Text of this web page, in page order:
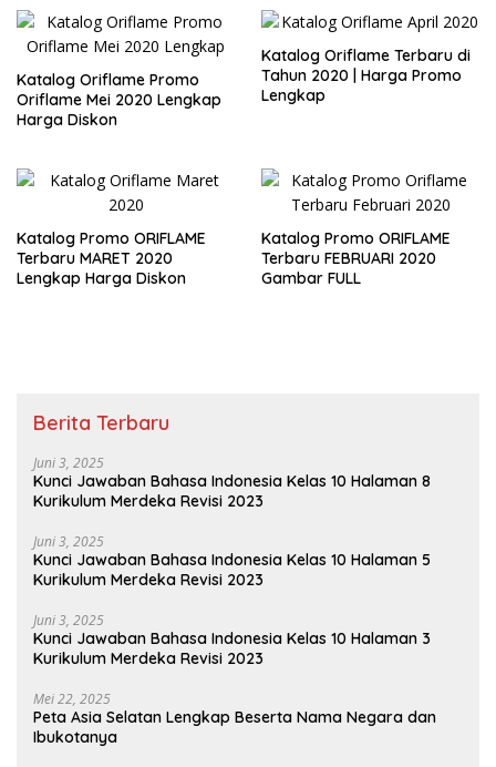
Katalog Oriflame Promo
Oriflame Mei 2020 Lengkap
Harga Diskon
Katalog Oriflame Terbaru di
Tahun 2020 | Harga Promo
Lengkap
Katalog Promo ORIFLAME
Terbaru MARET 2020
Lengkap Harga Diskon
Katalog Promo ORIFLAME
Terbaru FEBRUARI 2020
Gambar FULL
Berita Terbaru
Juni 3, 2025
Kunci Jawaban Bahasa Indonesia Kelas 10 Halaman 8
Kurikulum Merdeka Revisi 2023
Juni 3, 2025
Kunci Jawaban Bahasa Indonesia Kelas 10 Halaman 5
Kurikulum Merdeka Revisi 2023
Juni 3, 2025
Kunci Jawaban Bahasa Indonesia Kelas 10 Halaman 3
Kurikulum Merdeka Revisi 2023
Mei 22, 2025
Peta Asia Selatan Lengkap Beserta Nama Negara dan
Ibukotanya